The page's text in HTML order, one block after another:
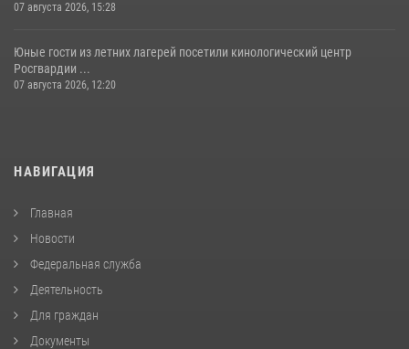
07 августа 2026, 15:28
Юные гости из летних лагерей посетили кинологический центр
Росгвардии ...
07 августа 2026, 12:20
НАВИГАЦИЯ
Главная
Новости
Федеральная служба
Деятельность
Для граждан
Документы